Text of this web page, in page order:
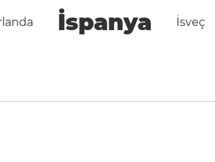
İspanya İsveç